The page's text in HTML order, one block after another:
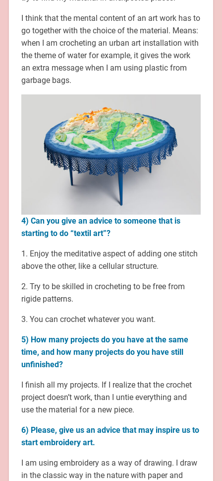
I think that the mental content of an art work has to
go together with the choice of the material. Means:
when I am crocheting an urban art installation with
the theme of water for example, it gives the work
an extra message when I am using plastic from
garbage bags.
4) Can you give an advice to someone that is
starting to do “textil art”?
1. Enjoy the meditative aspect of adding one stitch
above the other, like a cellular structure.
2. Try to be skilled in crocheting to be free from
rigide patterns.
3. You can crochet whatever you want.
5) How many projects do you have at the same
time, and how many projects do you have still
unfinished?
I finish all my projects. If I realize that the crochet
project doesn’t work, than I untie everything and
use the material for a new piece.
6) Please, give us an advice that may inspire us to
start embroidery art.
I am using embroidery as a way of drawing. I draw
in the classic way in the nature with paper and